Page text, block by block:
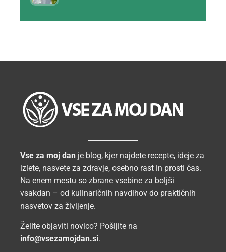
Vse za moj dan je blog, kjer najdete recepte, ideje za
izlete, nasvete za zdravje, osebno rast in prosti čas.
Na enem mestu so zbrane vsebine za boljši
vsakdan – od kulinaričnih navdihov do praktičnih
nasvetov za življenje.
Želite objaviti novico? Pošljite na
info@vsezamojdan.si.